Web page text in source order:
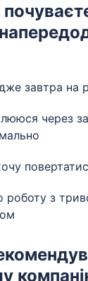
завтра на
через
з